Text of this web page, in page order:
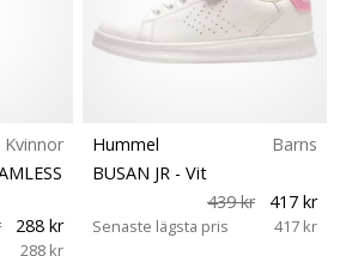
Kvinnor
288 kr
288 kr
Hummel
Barns
BUSAN JR - Vit
439 kr
417 kr
Senaste lägsta pris 417 kr